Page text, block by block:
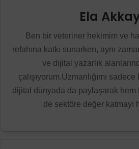
Ela
Ben bir veteriner hekimim ve
refahına katkı sunarken, aynı
ve dijital yazarlık
çalışıyorum.Uzmanlığımı
dijital dünyada da paylaşarak hem
de sektöre değer katmayı